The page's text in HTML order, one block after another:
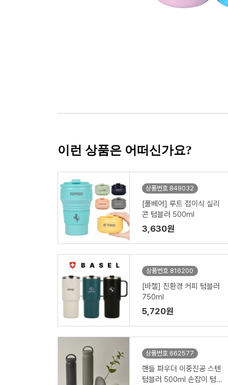
이런 상품은 어떠신가요?
상품번호 849032
[폴베어] 루트 접이식 실리
콘 텀블러 500ml
3,630원
상품번호 816200
[바젤] 친환경 커피 텀블러
750ml
5,720원
상품번호 662577
핸들 파우더 이중진공 스텐
텀블러 500ml 손잡이 텀블